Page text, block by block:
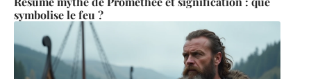
symbolise le feu ?